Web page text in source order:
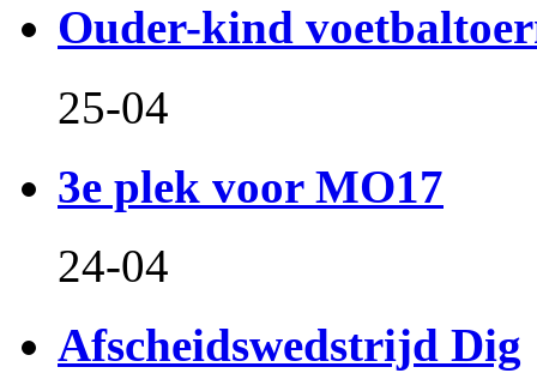
Ouder-kind
25-04
3e plek voor MO17
24-04
Afscheidswedstrijd Dig